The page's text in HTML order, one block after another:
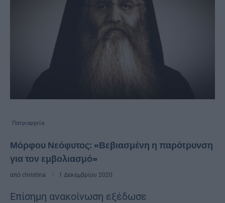
Πατριαρχεία
Μόρφου Νεόφυτος: «Βεβιασμένη η παρότρυνση
για τον εμβολιασμό»
από christina 1 Δεκεμβρίου 2020
Επίσημη ανακοίνωση εξέδωσε